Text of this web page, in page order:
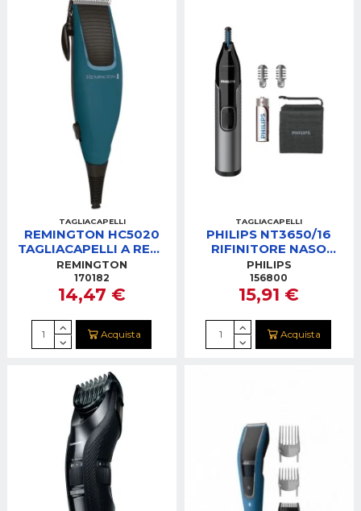
TAGLIACAPELLI
REMINGTON HC5020
TAGLIACAPELLI A RETE
5 PETTINI
REMINGTON
170182
14,47 €
Acquista
TAGLIACAPELLI
PHILIPS NT3650/16
RIFINITORE NASO
ORECCHI
PHILIPS
156800
15,91 €
Acquista